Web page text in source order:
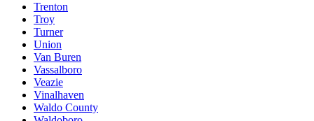
Trenton
Troy
Turner
Union
Van Buren
Vassalboro
Veazie
Vinalhaven
Waldo County